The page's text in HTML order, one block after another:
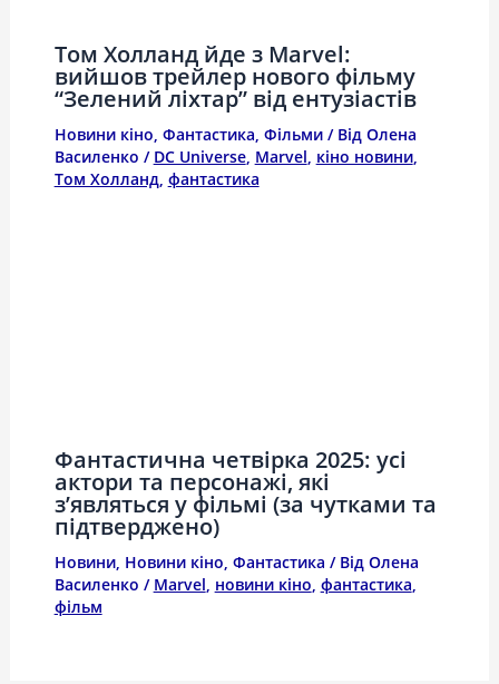
Том Холланд йде з Marvel:
вийшов трейлер нового фільму
“Зелений ліхтар” від ентузіастів
Новини кіно, Фантастика, Фільми/ Від Олена
Василенко / DC Universe, Marvel, кіно новини,
Том Холланд, фантастика
Фантастична четвірка 2025: усі
актори та персонажі, які
з’являться у фільмі (за чутками та
підтверджено)
Новини, Новини кіно, Фантастика / Від Олена
Василенко / Marvel, новини кіно, фантастика,
фільм